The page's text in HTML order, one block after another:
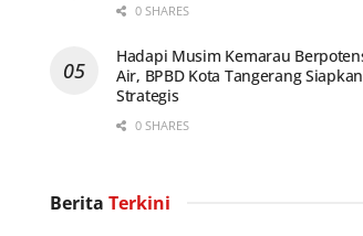
0 SHARES
Hadapi Musim Kemarau
Air, BPBD Kota Tangerang
Strategis
0 SHARES
Berita Terkini